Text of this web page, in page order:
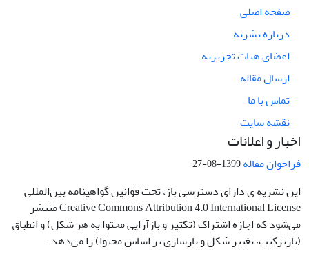
صفحه اصلی
درباره نشریه
اعضای هیات تحریریه
ارسال مقاله
تماس با ما
نقشه سایت
اخبار و اعلانات
فراخوان مقاله1399-08-27
این نشریه ی دارای دسترسی باز، تحت قوانین گواهینامه بین‌المللی
Creative Commons Attribution 4.0 International License منتشر
می‌شود که اجازه اشتراک (تکثیر و بازآرایی محتوا به هر شکل) و انطباق
(بازترکیب، تغییر شکل و بازسازی بر اساس محتوا) را می‌دهد.